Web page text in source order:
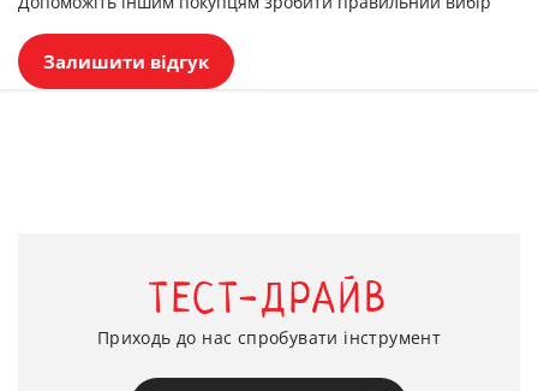
Залишити відгук
ТЕСТ-ДРАЙВ
Приходь до нас спробувати інструмент